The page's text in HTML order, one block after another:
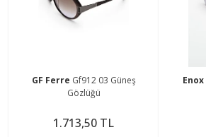
GF Ferre Gf912 03 Güneş
Gözlüğü
1.713,50 TL
Enox